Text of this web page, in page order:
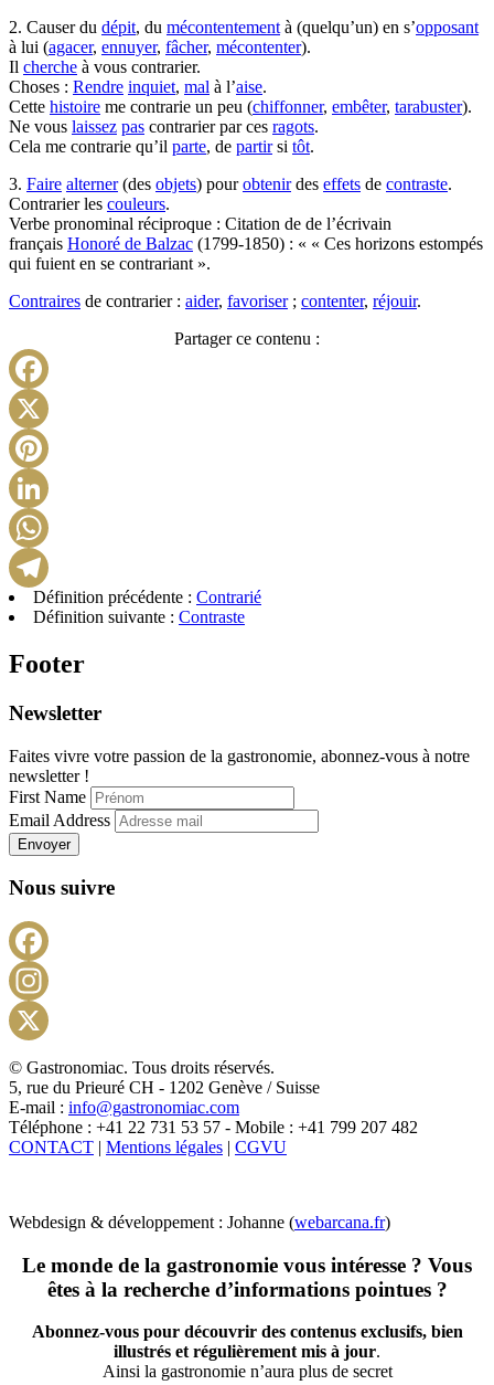
2. Causer du dépit, du mécontentement à (quelqu’un) en s’opposant
à lui (agacer, ennuyer, fâcher, mécontenter).
Il cherche à vous contrarier.
Choses : Rendre inquiet, mal à l’aise.
Cette histoire me contrarie un peu (chiffonner, embêter, tarabuster).
Ne vous laissez pas contrarier par ces ragots.
Cela me contrarie qu’il parte, de partirsi tôt.
3. Faire alterner(des objets) pourobtenirdes effets de contraste.
Contrarier les couleurs.
Verbe pronominal réciproque : Citation de de l’écrivain
français Honoré de Balzac (1799-1850) : « « Ces horizons estompés
qui fuient en se contrariant ».
Contraires de contrarier : aider, favoriser; contenter, réjouir.
Partager ce contenu :
Telegram
Définition précédente : Contrarié
Définition suivante : Contraste
Footer
Newsletter
Faites vivre votre passion de la gastronomie, abonnez-vous à notre
newsletter !
First Name
Email Address
Envoyer
Nous suivre
X
© Gastronomiac. Tous droits réservés.
5, rue du Prieuré CH - 1202 Genève / Suisse
E-mail : info@gastronomiac.com
Téléphone : +41 22 731 53 57 - Mobile : +41 799 207 482
CONTACT | Mentions légales | CGVU
Webdesign & développement : Johanne (webarcana.fr)
Le monde de la gastronomie vous intéresse ? Vous
êtes à la recherche d’informations pointues ?
Abonnez-vous pour découvrir des contenus exclusifs, bien
illustrés et régulièrement mis à jour.
Ainsi la gastronomie n’aura plus de secret